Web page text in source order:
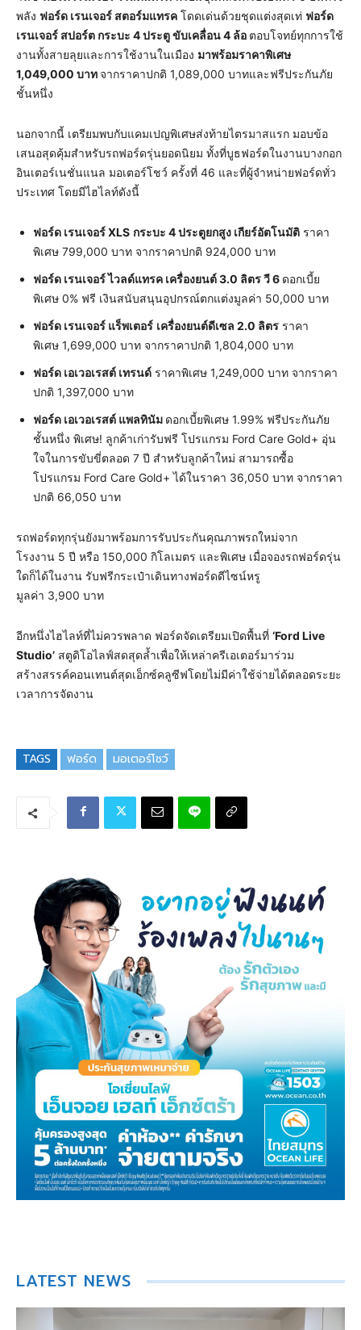
พลัง ฟอร์ด เรนเจอร์ สตอร์มแทรค โดดเด่นด้วยชุดแต่งสุดเท่ ฟอร์ด
เรนเจอร์ สปอร์ต กระบะ 4 ประตู ขับเคลื่อน 4 ล้อ ตอบโจทย์ทุกการใช้
งานทั้งสายลุยและการใช้งานในเมือง มาพร้อมราคาพิเศษ
1,049,000 บาท จากราคาปกติ 1,089,000 บาทและฟรีประกันภัย
ชั้นหนึ่ง
นอกจากนี้ เตรียมพบกับแคมเปญพิเศษส่งท้ายไตรมาสแรก มอบข้อ
เสนอสุดคุ้มสำหรับรถฟอร์ดรุ่นยอดนิยม ทั้งที่บูธฟอร์ดในงานบางกอก
อินเตอร์เนชั่นแนล มอเตอร์โชว์ ครั้งที่ 46 และที่ผู้จำหน่ายฟอร์ดทั่ว
ประเทศ โดยมีไฮไลท์ดังนี้
ฟอร์ด เรนเจอร์XLS กระบะ 4 ประตูยกสูง เกียร์อัตโนมัติ ราคา
พิเศษ 799,000 บาท จากราคาปกติ 924,000 บาท
ฟอร์ด เรนเจอร์ ไวลด์แทรค เครื่องยนต์3.0 ลิตร วี 6 ดอกเบี้ย
พิเศษ 0% ฟรี เงินสนับสนุนอุปกรณ์ตกแต่งมูลค่า 50,000 บาท
ฟอร์ด เรนเจอร์ แร็พเตอร์ เครื่องยนต์ดีเซล 2.0 ลิตร ราคา
พิเศษ 1,699,000 บาท จากราคาปกติ 1,804,000 บาท
ฟอร์ด เอเวอเรสต์ เทรนด์ ราคาพิเศษ 1,249,000 บาท จากราคา
ปกติ 1,397,000 บาท
ฟอร์ด เอเวอเรสต์ แพลทินัม ดอกเบี้ยพิเศษ 1.99% ฟรีประกันภัย
ชั้นหนึ่ง พิเศษ! ลูกค้าเก่ารับฟรี โปรแกรม Ford Care Gold+ อุ่น
ใจในการขับขี่ตลอด 7 ปี สำหรับลูกค้าใหม่ สามารถซื้อ
โปรแกรม Ford Care Gold+ ได้ในราคา 36,050 บาท จากราคา
ปกติ 66,050 บาท
รถฟอร์ดทุกรุ่นยังมาพร้อมการรับประกันคุณภาพรถใหม่จาก
โรงงาน 5 ปี หรือ 150,000 กิโลเมตร และพิเศษ เมื่อจองรถฟอร์ดรุ่น
ใดก็ได้ในงาน รับฟรีกระเป๋าเดินทางฟอร์ดดีไซน์หรู
มูลค่า 3,900 บาท
อีกหนึ่งไฮไลท์ที่ไม่ควรพลาด ฟอร์ดจัดเตรียมเปิดพื้นที่ ‘Ford Live
Studio’ สตูดิโอไลฟ์สดสุดล้ำเพื่อให้เหล่าครีเอเตอร์มาร่วม
สร้างสรรค์คอนเทนต์สุดเอ็กซ์คลูซีฟโดยไม่มีค่าใช้จ่ายได้ตลอดระยะ
เวลาการจัดงาน
TAGS ฟอร์ด มอเตอร์โชว์
LATEST NEWS